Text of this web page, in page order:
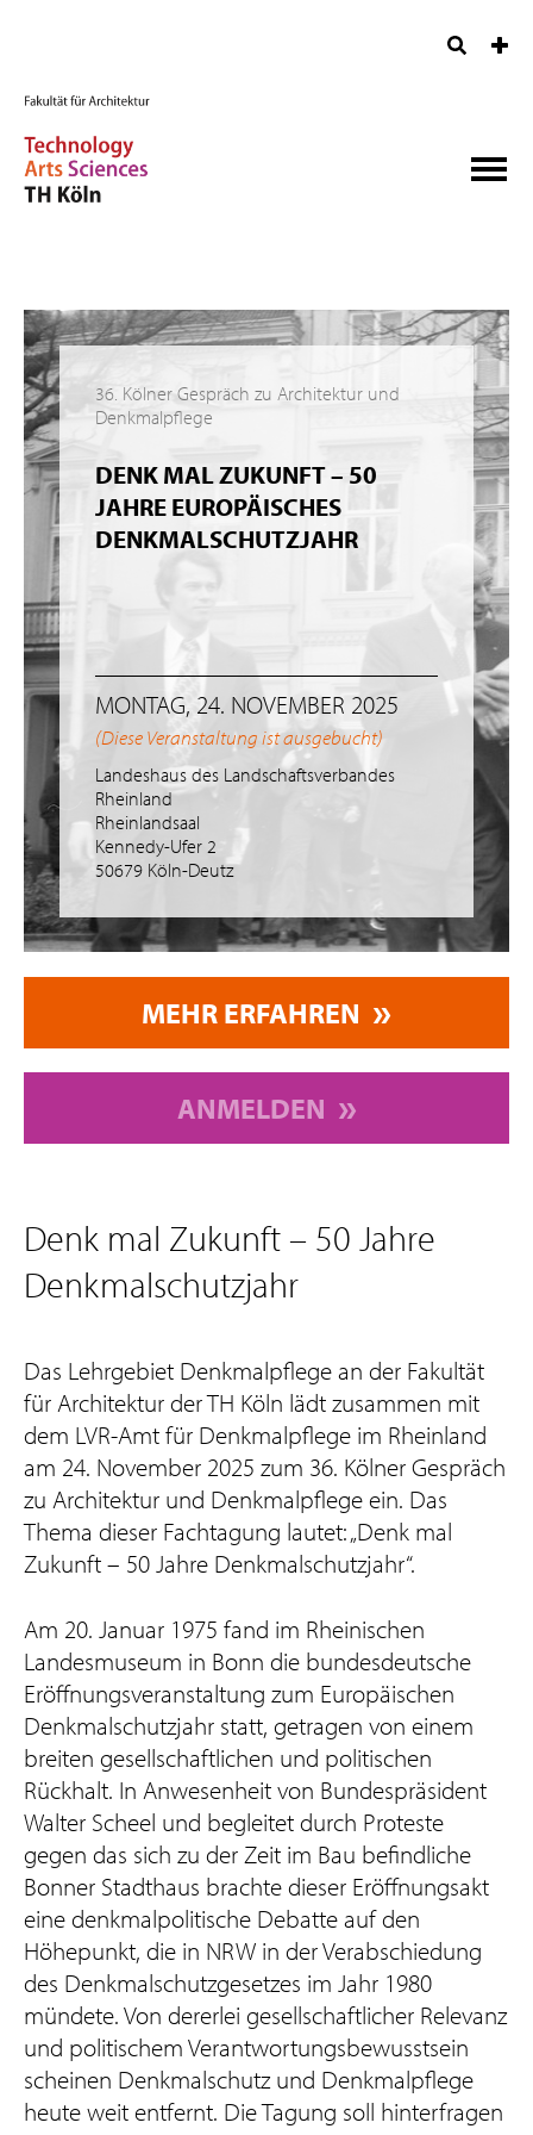
36. Kölner Gespräch zu Architektur und
Denkmalpflege
DENK MAL ZUKUNFT – 50
JAHRE EUROPÄISCHES
DENKMALSCHUTZJAHR
MONTAG, 24. NOVEMBER 2025
(Diese Veranstaltung ist ausgebucht)
Landeshaus des Landschaftsverbandes
Rheinland
Rheinlandsaal
Kennedy-Ufer 2
50679 Köln-Deutz
MEHR ERFAHREN
ANMELDEN
Denk mal Zukunft – 50 Jahre
Denkmalschutzjahr
Das Lehrgebiet Denkmalpflege an der Fakultät
für Architektur der TH Köln lädt zusammen mit
dem LVR-Amt für Denkmalpflege im Rheinland
am 24. November 2025 zum 36. Kölner Gespräch
zu Architektur und Denkmalpflege ein. Das
Thema dieser Fachtagung lautet: „Denk mal
Zukunft – 50 Jahre Denkmalschutzjahr“.
Am 20. Januar 1975 fand im Rheinischen
Landesmuseum in Bonn die bundesdeutsche
Eröffnungsveranstaltung zum Europäischen
Denkmalschutzjahr statt, getragen von einem
breiten gesellschaftlichen und politischen
Rückhalt. In Anwesenheit von Bundespräsident
Walter Scheel und begleitet durch Proteste
gegen das sich zu der Zeit im Bau befindliche
Bonner Stadthaus brachte dieser Eröffnungsakt
eine denkmalpolitische Debatte auf den
Höhepunkt, die in NRW in der Verabschiedung
des Denkmalschutzgesetzes im Jahr 1980
mündete. Von dererlei gesellschaftlicher Relevanz
und politischem Verantwortungsbewusstsein
scheinen Denkmalschutz und Denkmalpflege
heute weit entfernt. Die Tagung soll hinterfragen